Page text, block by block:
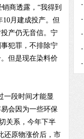
商透露，“我得到
月建成投产。但
产仍无音信。宁
犯罪，不排除宁
但是现在染料价
段时间才能显
会因为一些环保
关系，今年下半
还原物涨价后，市
·
·
·
·
·